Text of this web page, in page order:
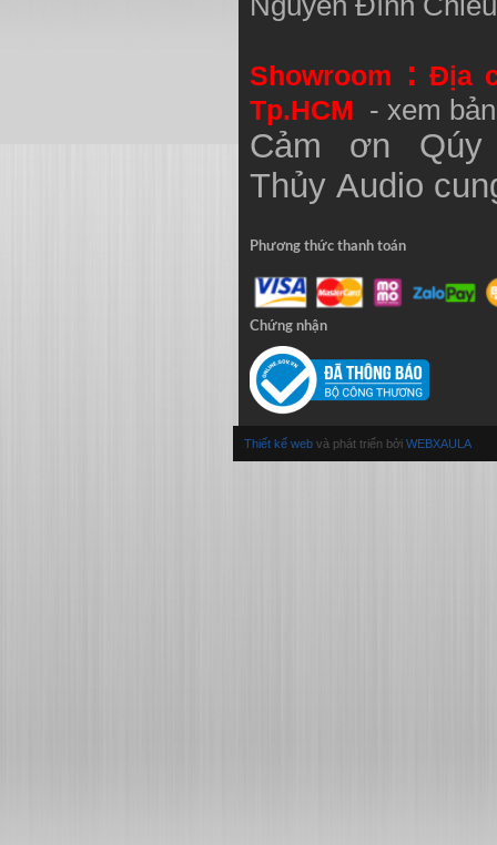
Showroom : Địa
Tp.HCM - xem
Cảm ơn
Thủy Audio
Phương thức thanh toán
Chứng nhận
Thiết kế web và phát triển bởi WEBXAULA